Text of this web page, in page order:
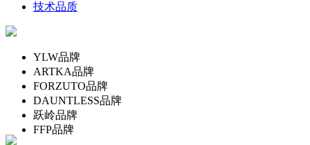
技术品质
YLW品牌
ARTKA品牌
FORZUTO品牌
DAUNTLESS品牌
跃岭品牌
FFP品牌